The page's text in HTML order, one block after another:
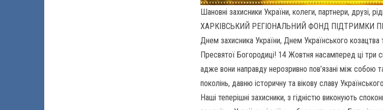
Шановні захисники України, колеги, партнери, друзі,
ХАРКІВСЬКИЙ РЕГІОНАЛЬНИЙ ФОНД ПІДТРИМКИ
Днем захисника України, Днем Українського
Пресвятої Богородиці! 14 Жовтня насамперед ці три
адже вони направду нерозривно пов’язані між собою
поколінь, давню історичну та вікову славу
Наші теперішні захисники, з гідністю виконують